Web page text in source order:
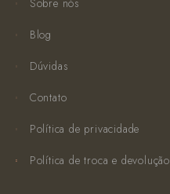
Sobre nós
Blog
Dúvidas
Contato
Política de privacidade
Política de troca e devolução